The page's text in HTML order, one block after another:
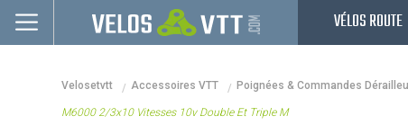
VÉLOS ROUTE
Velosetvtt Accessoires VTT Poignées & Commandes
M6000 2/3x10 Vitesses 10v Double Et Triple M